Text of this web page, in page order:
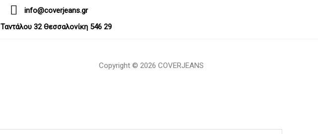
info@coverjeans.gr
Ταντάλου 32 Θεσσαλονίκη 546 29
Copyright © 2026 COVERJEANS